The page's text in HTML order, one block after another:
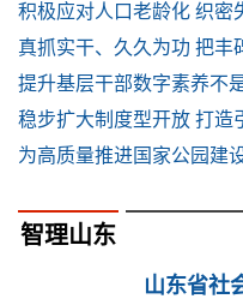
积极应对人口老龄化 织密
真抓实干、久久为功 把丰
提升基层干部数字素养不
稳步扩大制度型开放 打造
为高质量推进国家公园建
智理山东
山东省社